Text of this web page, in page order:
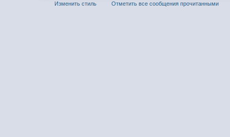
Изменить стиль Отметить все сообщения прочитанными